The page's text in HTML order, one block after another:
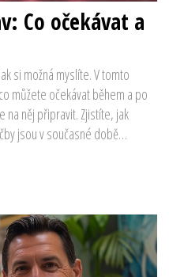
Co očekávat a
si možná myslíte. V tomto
můžete očekávat během a po
na něj připravit. Zjistíte, jak
jsou v současné době
po odborné rady – vše
zubů.